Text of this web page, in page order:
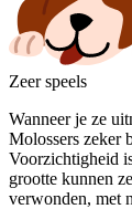
Zeer speels
Wanneer je ze
Molossers zeker
Voorzichtigheid
grootte kunnen
verwonden, met